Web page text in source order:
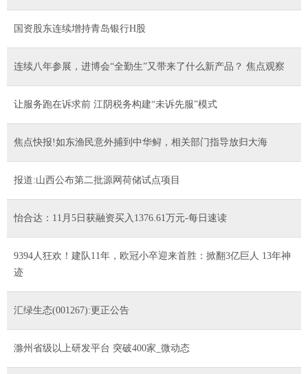
国资股东连续增持青岛银行H股
连续八年参展，进博会“全勤生”又带来了什么新产品？ 焦点观察
让服务跑在诉求前 江阴税务构建“未诉先服”模式
焦点快报!如东渔民意外捕到中华鲟，相关部门指导放归大海
报道:山西公布第二批源网荷储试点项目
怡合达：11月5日获融资买入1376.61万元-每日速读
9394人狂欢！建队11年，欧冠小卒迎来首胜：掀翻3亿巨人 13年神
迹
汇绿生态(001267):更正公告
滁州省级以上研发平台 突破400家_微动态